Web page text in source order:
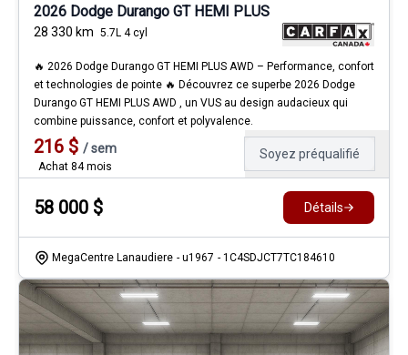
2026 Dodge Durango GT HEMI PLUS
28 330 km 5.7L 4 cyl
🔥 2026 Dodge Durango GT HEMI PLUS AWD – Performance, confort
et technologies de pointe 🔥 Découvrez ce superbe 2026 Dodge
Durango GT HEMI PLUS AWD , un VUS au design audacieux qui
combine puissance, confort et polyvalence.
216 $ /sem
Achat 84 mois
Soyez préqualifié
58 000 $ Détails
MegaCentre Lanaudiere - u1967 - 1C4SDJCT7TC184610